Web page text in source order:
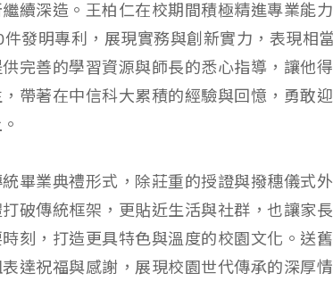
續深造。王柏仁在校期間積極精進專業能
發明專利，展現實務與創新實力，表現相
完善的學習資源與師長的悉心指導，讓他
帶著在中信科大累積的經驗與回憶，勇敢
畢業典禮形式，除莊重的授證與撥穗儀式
破傳統框架，更貼近生活與社群，也讓家
刻，打造更具特色與溫度的校園文化。送
達祝福與感謝，展現校園世代傳承的深厚